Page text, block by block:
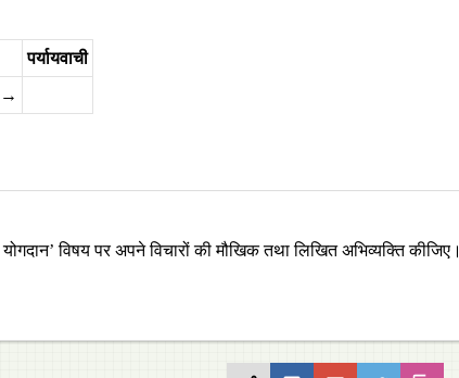
पर्यायवाची
→
विषय पर अपने विचारों की मौखिक तथा लिखित अभिव्यक्‍ति कीजिए।